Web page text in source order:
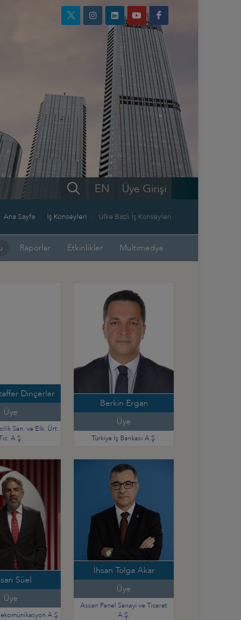
Üye Girişi
EN
Ana Sayfa İş Konseyleri Ülke Bazlı İş Konseyleri
Raporlar Etkinlikler Multimedya
Dinçerler
Üye
San. ve Elk. Ürt.
A.Ş.
Berkin Ergan
Üye
Türkiye İş Bankası A.Ş.
Süel
Üye
A.Ş.
İhsan Tolga Akar
Üye
Assan Panel Sanayi ve Ticaret
A.Ş.